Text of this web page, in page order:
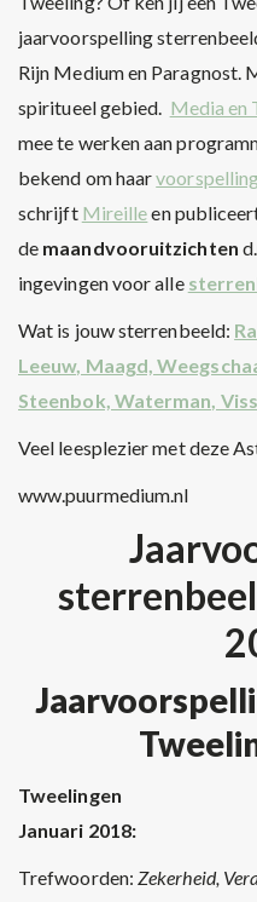
jaarvoorspelling
Rijn Medium en Paragnost.
spiritueel gebied. Media en
mee te werken aan
bekend om haar
schrijft Mireilleen
de maandvooruitzichten
ingevingen voor alle
Wat is jouw sterrenbeeld:
Leeuw, Maagd,
Steenbok, Waterman,
Veel leesplezier met deze
www.puurmedium.nl
Tweelingen
Januari 2018:
Trefwoorden: Zekerheid,